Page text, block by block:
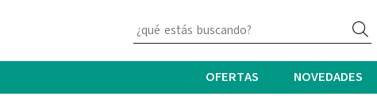
OFERTAS NOVEDADES